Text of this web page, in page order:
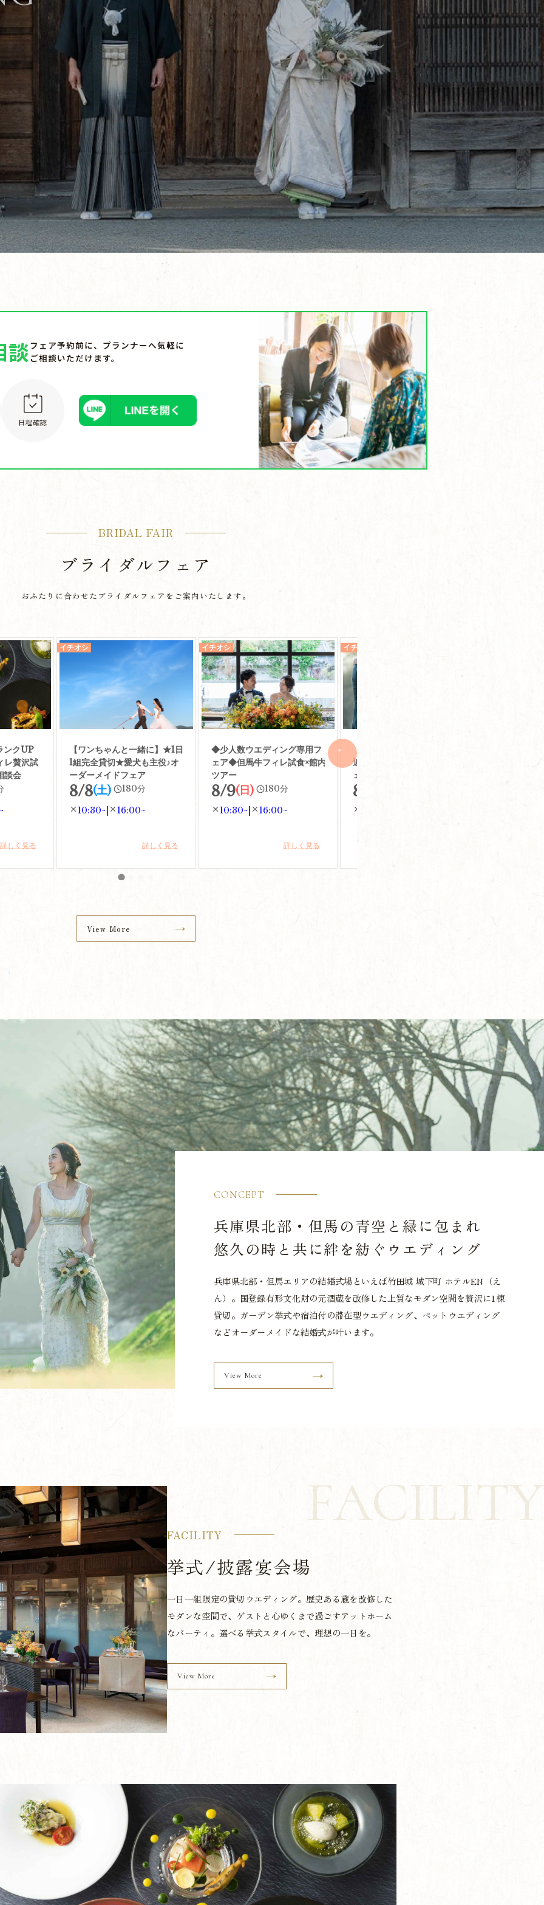
談フェア予約前に、プランナーへ気軽に
ご相談いただけます。
日程確認
BRIDAL FAIR
ブライダルフェア
おふたりに合わせたブライダルフェアをご案内いたします。
View More
CONCEPT
兵庫県北部・但馬の青空と緑に包まれ
悠久の時と共に絆を紡ぐウエディング
兵庫県北部・但馬エリアの結婚式場といえば竹田城 城下町 ホテルEN（え
ん）。国登録有形文化財の元酒蔵を改修した上質なモダン空間を贅沢に1棟
貸切。ガーデン挙式や宿泊付の滞在型ウエディング、ペットウエディング
などオーダーメイドな結婚式が叶います。
View More
FACILITY
挙式/披露宴会場
一日一組限定の貸切ウエディング。歴史ある蔵を改修した
モダンな空間で、ゲストと心ゆくまで過ごすアットホーム
なパーティ。選べる挙式スタイルで、理想の一日を。
View More
FACILITY